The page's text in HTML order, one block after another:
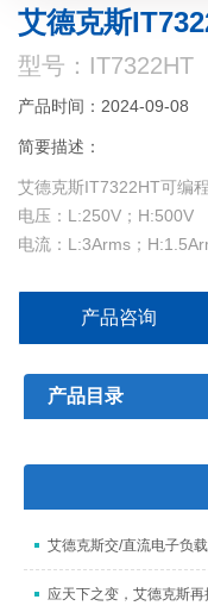
艾德克斯
型号：IT7322HT
产品时间：2024-09-08
简要描述：
艾德克斯IT7322HT可编
电压：L:250V；H:500V
电流：L:3Arms；
产品咨询
产品目录
艾德克斯交/直流电子负
应天下之变，艾德克斯